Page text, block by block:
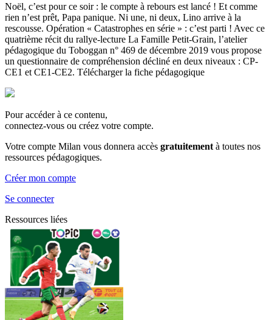
Noël, c’est pour ce soir : le compte à rebours est lancé ! Et comme
rien n’est prêt, Papa panique. Ni une, ni deux, Lino arrive à la
rescousse. Opération « Catastrophes en série » : c’est parti ! Avec ce
quatrième récit du rallye-lecture La Famille Petit-Grain, l’atelier
pédagogique du Toboggan n° 469 de décembre 2019 vous propose
un questionnaire de compréhension décliné en deux niveaux : CP-
CE1 et CE1-CE2. Télécharger la fiche pédagogique
Pour accéder à ce contenu,
connectez-vous ou créez votre compte.
Votre compte Milan vous donnera accès gratuitement à toutes nos
ressources pédagogiques.
Créer mon compte
Se connecter
Ressources liées